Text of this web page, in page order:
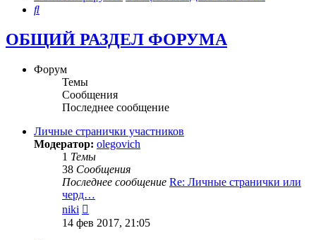
Поиск
ОБЩИЙ РАЗДЕЛ ФОРУМА
Форум
Темы
Сообщения
Последнее сообщение
Личные странички участников
Модератор: olegovich
1 Темы
38 Сообщения
Последнее сообщение Re: Личные странички или
черд…
niki
к
последнему
14 фев 2017, 21:05